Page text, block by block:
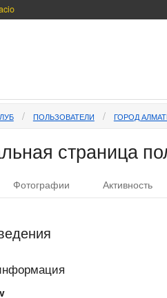
ПОЛЬЗОВАТЕЛИ ГОРОД
страница
Фотографии Активность